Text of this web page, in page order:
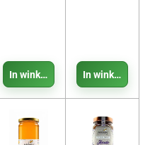
In winkelwagen In